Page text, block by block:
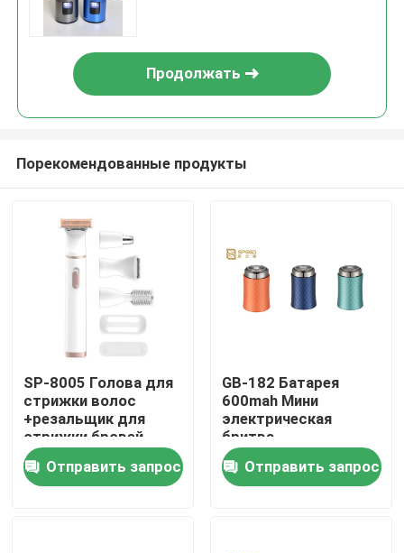
Главная страница
Продукция
Продолжать
Порекомендованные продукты
SP-8005 Голова для
стрижки волос
+резальщик для
стрижки бровей
+голова для
стрижки боковых
волос +голова для
Отправить запрос
GB-182 Батарея
600mah Мини
электрическая
бритва
Отправить запрос